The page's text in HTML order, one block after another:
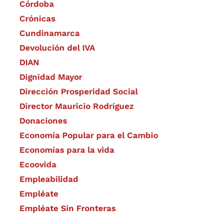
Córdoba
Crónicas
Cundinamarca
Devolución del IVA
DIAN
Dignidad Mayor
Dirección Prosperidad Social
Director Mauricio Rodríguez
Donaciones
Economía Popular para el Cambio
Economías para la vida
Ecoovida
Empleabilidad
Empléate
Empléate Sin Fronteras